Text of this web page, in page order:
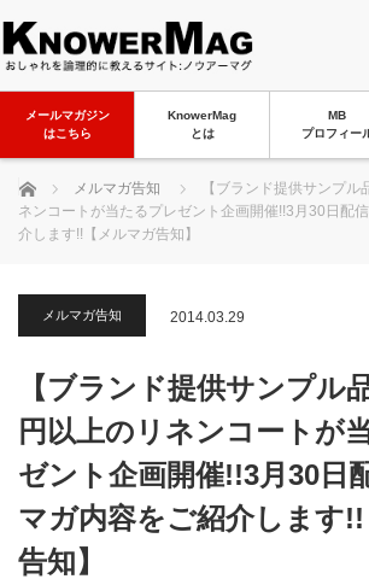
メールマガジン
はこちら
KnowerMag
とは
MB
プロフィー
ホーム メルマガ告知
【ブランド提供サンプル
ネンコートが当たるプレゼント企画開催!!3月30日配
介します!!【メルマガ告知】
メルマガ告知 2014.03.29
【ブランド提供サンプル
円以上のリネンコートが
ゼント企画開催!!3月30日
マガ内容をご紹介します
告知】